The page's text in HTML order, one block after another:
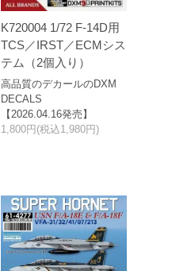
K720004 1/72 F-14D用
TCS／IRST／ECMシス
テム（2個入り）
高品質のデカールのDXM
DECALS
【2026.04.16発売】
1,800円(税込1,980円)